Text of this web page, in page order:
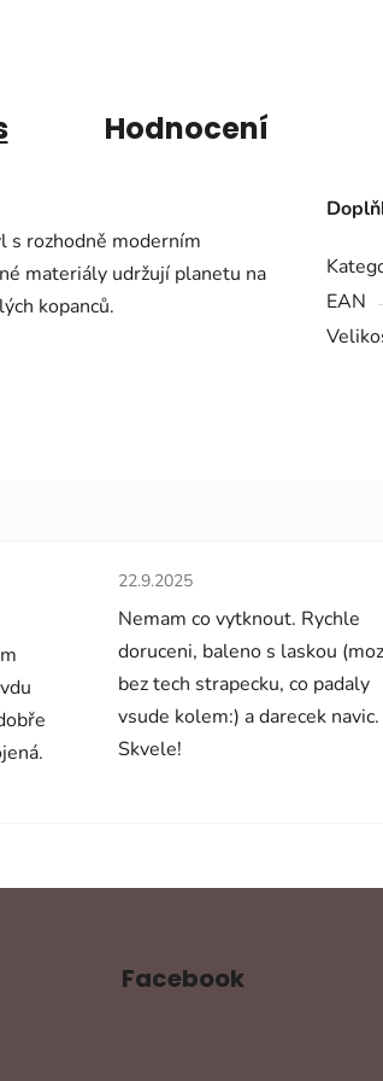
Hodnocení
s rozhodně moderním
materiály udržují planetu na
kopanců.
EAN
hvězdiček.
Hodnocení obchodu je 5 z 5
22.9.2025
Nemam co vytknout. Rychle
doruceni, baleno s laskou
bez tech strapecku, co padaly
vsude kolem:) a darecek navic.
Skvele!
Facebook